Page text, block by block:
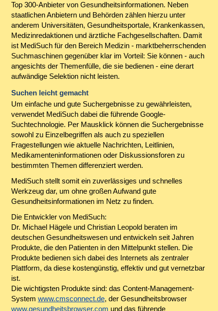
Top 300-Anbieter von Gesundheitsinformationen. Neben
staatlichen Anbietern und Behörden zählen hierzu unter
anderem Universitäten, Gesundheitsportale, Krankenkassen,
Medizinredaktionen und ärztliche Fachgesellschaften. Damit
ist MediSuch für den Bereich Medizin - marktbeherrschenden
Suchmaschinen gegenüber klar im Vorteil: Sie können - auch
angesichts der Themenfülle, die sie bedienen - eine derart
aufwändige Selektion nicht leisten.
Suchen leicht gemacht
Um einfache und gute Suchergebnisse zu gewährleisten,
verwendet MediSuch dabei die führende Google-
Suchtechnologie. Per Mausklick können die Suchergebnisse
sowohl zu Einzelbegriffen als auch zu speziellen
Fragestellungen wie aktuelle Nachrichten, Leitlinien,
Medikamenteninformationen oder Diskussionsforen zu
bestimmten Themen differenziert werden.
MediSuch stellt somit ein zuverlässiges und schnelles
Werkzeug dar, um ohne großen Aufwand gute
Gesundheitsinformationen im Netz zu finden.
Die Entwickler von MediSuch:
Dr. Michael Hägele und Christian Leopold beraten im
deutschen Gesundheitswesen und entwickeln seit Jahren
Produkte, die den Patienten in den Mittelpunkt stellen. Die
Produkte bedienen sich dabei des Internets als zentraler
Plattform, da diese kostengünstig, effektiv und gut vernetzbar
ist.
Die wichtigsten Produkte sind: das Content-Management-
System www.cmsconnect.de, der Gesundheitsbrowser
www.gesundheitsbrowser.com und das führende